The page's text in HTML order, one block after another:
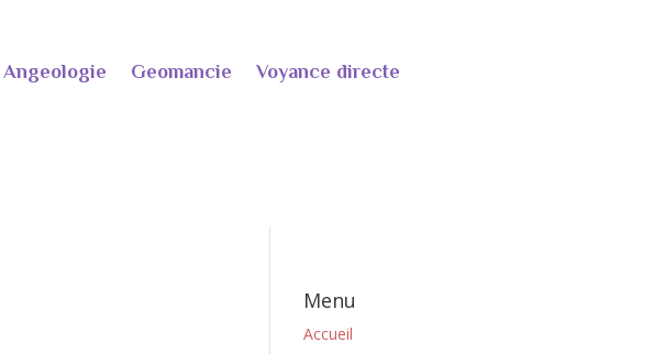
Angeologie Geomancie Voyance directe
Menu
Accueil